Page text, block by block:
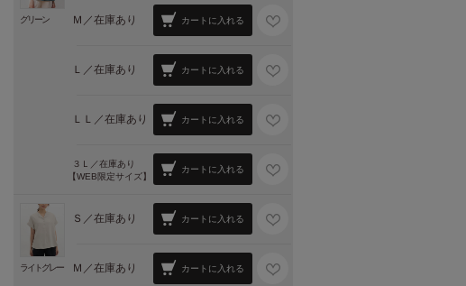
グリーン Ｍ／在庫あり カートに入れる
Ｌ／在庫あり カートに入れる
ＬＬ／在庫あり カートに入れる
３Ｌ／在庫あり
【WEB限定サイズ】
カートに入れる
ライトグレー
Ｓ／在庫あり カートに入れる
Ｍ／在庫あり カートに入れる